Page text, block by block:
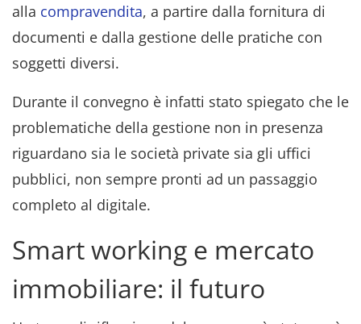
alla compravendita, a partire dalla fornitura di
documenti e dalla gestione delle pratiche con
soggetti diversi.
Durante il convegno è infatti stato spiegato che le
problematiche della gestione non in presenza
riguardano sia le società private sia gli uffici
pubblici, non sempre pronti ad un passaggio
completo al digitale.
Smart working e mercato
immobiliare: il futuro